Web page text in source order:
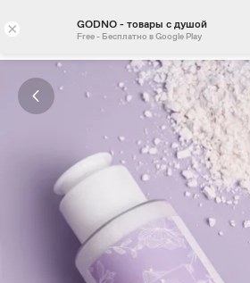
× GODNO - товары с душой
Free - Бесплатно в Google Play